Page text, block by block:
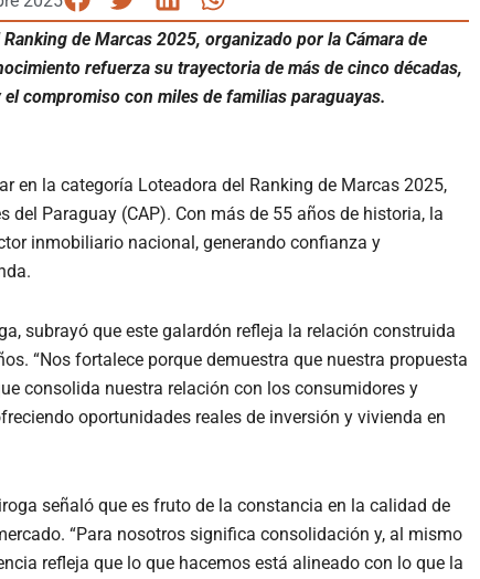
de Marcas 2025, organizado por la Cámara de
refuerza su trayectoria de más de cinco décadas,
compromiso con miles de familias paraguayas.
en la categoría Loteadora del Ranking de Marcas 2025,
del Paraguay (CAP). Con más de 55 años de historia, la
inmobiliario nacional, generando confianza y
subrayó que este galardón refleja la relación construida
“Nos fortalece porque demuestra que nuestra propuesta
consolida nuestra relación con los consumidores y
oportunidades reales de inversión y vivienda en
señaló que es fruto de la constancia en la calidad de
“Para nosotros significa consolidación y, al mismo
refleja que lo que hacemos está alineado con lo que la